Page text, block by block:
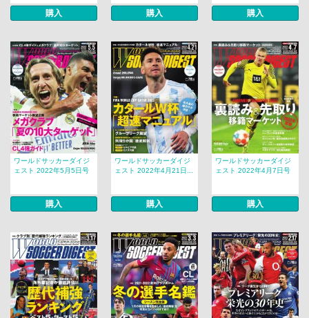
購入 購入 購入
ワールドサッカーダイジ
ェスト 2022年5月5日号
購入
ワールドサッカーダイジ
ェスト 2022年4月21日...
購入
ワールドサッカーダイジ
ェスト 2022年4月7日号
購入